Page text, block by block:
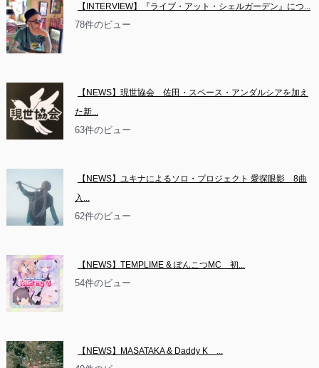
【INTERVIEW】『ライブ・アット・シェルガーデン』につ...
78件のビュー
【NEWS】現世協会　佐田・スペース・アンダルシアを加え
た新...
63件のビュー
【NEWS】ユキナによるソロ・プロジェクト 愛探眼影　8曲
入...
62件のビュー
【NEWS】TEMPLIME & ぽんこつMC　初...
54件のビュー
【NEWS】MASATAKA & Daddy K　...